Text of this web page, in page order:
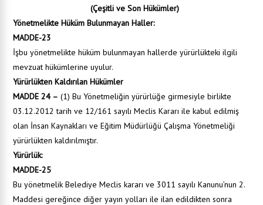
(Çeşitli ve Son Hükümler)
Yönetmelikte Hüküm Bulunmayan Haller:
MADDE-23
İşbu yönetmelikte hüküm bulunmayan hallerde yürürlükteki ilgili
mevzuat hükümlerine uyulur.
Yürürlükten Kaldırılan Hükümler
MADDE 24 – (1) Bu Yönetmeliğin yürürlüğe girmesiyle birlikte
03.12.2012 tarih ve 12/161 sayılı Meclis Kararı ile kabul edilmiş
olan İnsan Kaynakları ve Eğitim Müdürlüğü Çalışma Yönetmeliği
yürürlükten kaldırılmıştır.
Yürürlük:
MADDE-25
Bu yönetmelik Belediye Meclis kararı ve 3011 sayılı Kanunu’nun 2.
Maddesi gereğince diğer yayın yolları ile ilan edildikten sonra